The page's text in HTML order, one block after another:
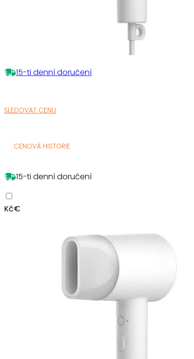
15-ti denní doručení
SLEDOVAT CENU
CENOVÁ HISTORIE
15-ti denní doručení
Kč€